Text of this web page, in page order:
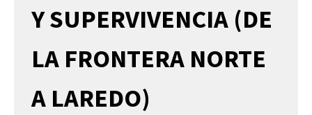
Y SUPERVIVENCIA (DE
LA FRONTERA NORTE
A LAREDO)